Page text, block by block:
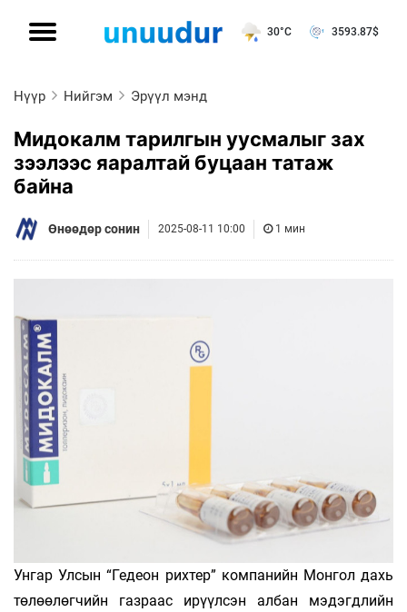
30°C 3593.87$
Нүүр Нийгэм Эрүүл мэнд
Мидокалм тарилгын уусмалыг зах
зээлээс яаралтай буцаан татаж
байна
Өнөөдөр сонин 2025-08-11 10:00 1 мин
Унгар Улсын “Гедеон рихтер” компанийн Монгол дахь
төлөөлөгчийн газраас ирүүлсэн албан мэдэгдлийн